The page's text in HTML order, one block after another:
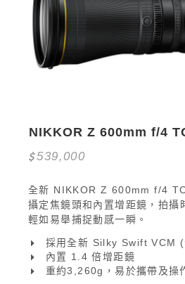
NIKKOR Z 600mm f/4
539,000
全新 NIKKOR Z 600mm f/4
攝定焦鏡頭和內置增距鏡，拍攝
輕如易舉捕捉動感一瞬。
採用全新 Silky Swift VCM (
內置 1.4 倍增距鏡
重約3,260g，易於攜帶及操